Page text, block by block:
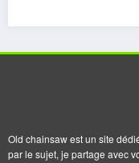
Old chainsaw est un site
par le sujet, je partage avec